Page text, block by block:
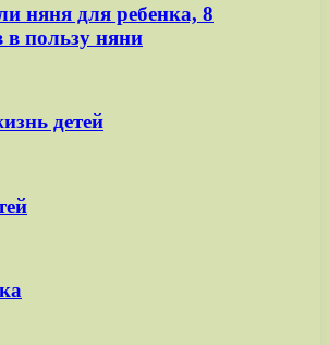
няня для ребенка, 8
в пользу няни
детей